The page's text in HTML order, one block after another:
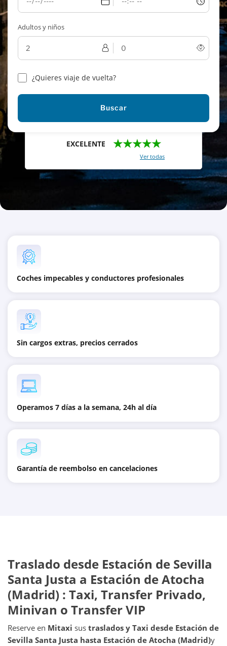
Adultos y niños
¿Quieres viaje de vuelta?
Buscar
EXCELENTE ★★★★★
Ver todas
Coches impecables y conductores profesionales
Sin cargos extras, precios cerrados
Operamos 7 días a la semana, 24h al día
Garantía de reembolso en cancelaciones
Traslado desde Estación de Sevilla
Santa Justa a Estación de Atocha
(Madrid) : Taxi, Transfer Privado,
Minivan o Transfer VIP
Reserve en Mitaxi sus traslados y Taxi desde Estación de
Sevilla Santa Justa hasta Estación de Atocha (Madrid)y